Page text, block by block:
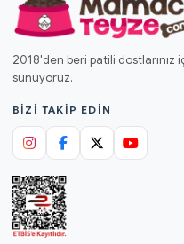
2018'den beri patili
sunuyoruz.
BIZI TAKIP EDIN